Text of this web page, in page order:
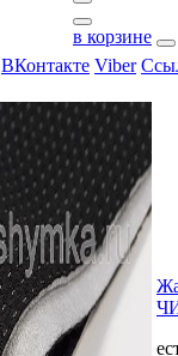
в корзине
ВКонтакте Viber